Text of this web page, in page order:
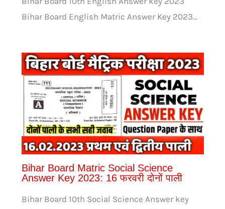
Bihar Board English Matric Answer Key 2023…
Bihar Board Matric Social Science
Answer Key 2023: 16 फरवरी दोनों पाली
Bihar Board 10th Social Science Answer key